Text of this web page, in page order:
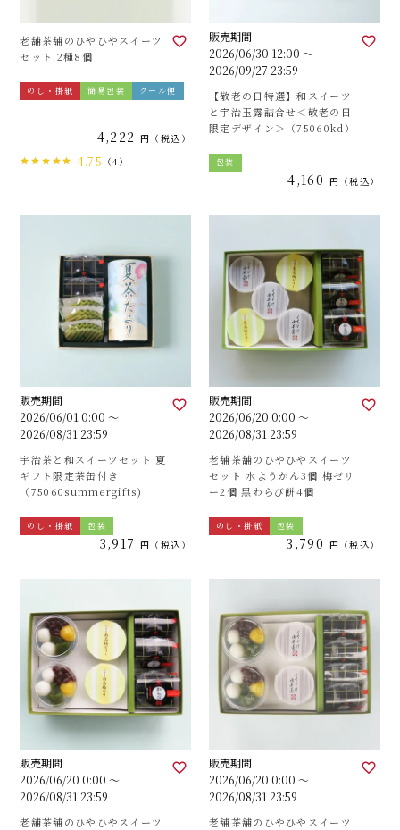
老舗茶舗のひやひやスイーツ
セット 2種8個
のし・掛紙 簡易包装 クール便
4,222 税込
4.75 （4）
販売期間
2026/06/30 12:00 〜
2026/09/27 23:59
【敬老の日特選】和スイーツ
と宇治玉露詰合せ＜敬老の日
限定デザイン＞（75060kd）
包装
4,160 税込
販売期間
2026/06/01 0:00〜
2026/08/31 23:59
宇治茶と和スイーツセット 夏
ギフト限定茶缶付き
（75060summergifts)
のし・掛紙 包装
3,917 税込
販売期間
2026/06/20 0:00 〜
2026/08/31 23:59
老舗茶舗のひやひやスイーツ
セット 水ようかん3個 梅ゼリ
ー2個 黒わらび餅4個
のし・掛紙 包装
3,790 税込
販売期間
2026/06/20 0:00〜
2026/08/31 23:59
老舗茶舗のひやひやスイーツ
販売期間
2026/06/20 0:00 〜
2026/08/31 23:59
老舗茶舗のひやひやスイーツ